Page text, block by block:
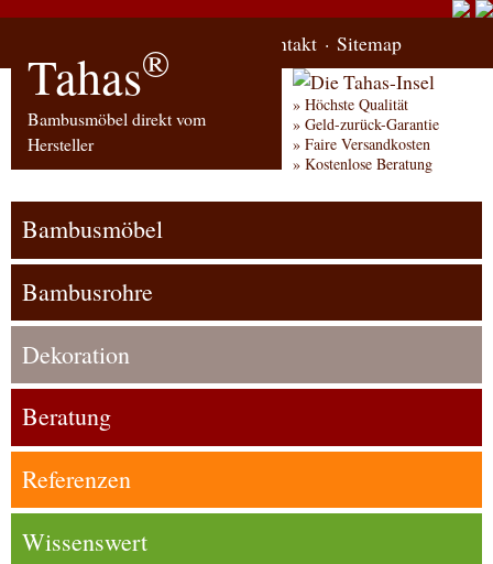
Kontakt Sitemap
Tahas®
Bambusmöbel direkt vom
Hersteller
Höchste Qualität
Geld-zurück-Garantie
Faire Versandkosten
Kostenlose Beratung
Bambusmöbel
Bambusrohre
Dekoration
Beratung
Referenzen
Wissenswert